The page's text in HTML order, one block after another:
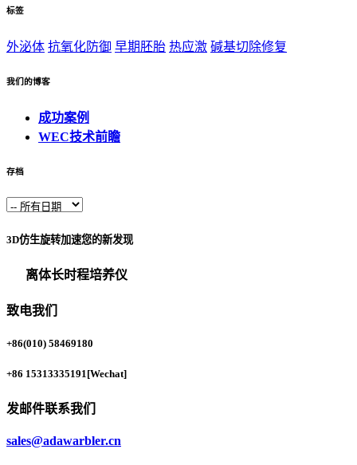
标签
外泌体 抗氧化防御 早期胚胎 热应激 碱基切除修复
我们的博客
成功案例
WEC技术前瞻
存档
3D仿生旋转加速您的新发现
离体长时程培养仪
致电我们
+86(010) 58469180
+86 15313335191 [Wechat]
发邮件联系我们
sales@adawarbler.cn